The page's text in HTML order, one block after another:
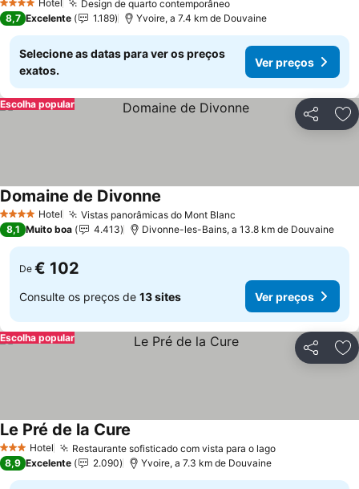
4 EstrelasHotel Design de quarto contemporâneo
8,7 Excelente 1.189 Yvoire, a 7.4 km de Douvaine
Selecione as datas para ver os preços
exatos.
Ver preços
Partilhar
Escolha popular
4 EstrelasHotel Vistas panorâmicas do Mont Blanc
Domaine de Divonne
8,1 Muito boa 4.413 Divonne-les-Bains, a 13.8 km de Douvaine
De € 102
Consulte os preços de 13 sites Ver preços
Partilhar
Escolha popular
3 EstrelasHotel Restaurante sofisticado com vista para o lago
Le Pré de la Cure
8,9 Excelente 2.090 Yvoire, a 7.3 km de Douvaine